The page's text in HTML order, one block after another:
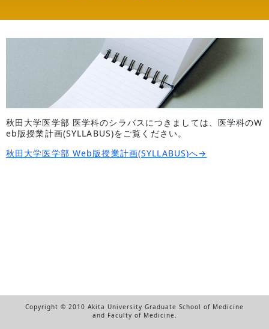
秋田大学医学部 医学科のシラバスにつきましては、医学科のW
eb版授業計画(SYLLABUS)をご覧ください。
秋田大学医学部 Web版授業計画(SYLLABUS)へ→
Copyright © 2010 Akita University Graduate School of Medicine
and Faculty of Medicine.